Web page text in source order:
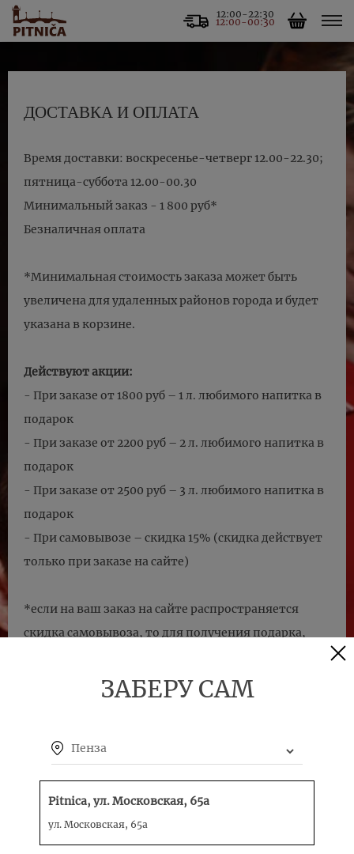
ЗАБЕРУ САМ
Пенза
Pitnica, ул. Московская, 65а
ул. Московская, 65а
12:00-22:30
12:00-00:30
ДОСТАВКА И ОПЛАТА
Время доставки: воскресенье-четверг 12.00-22.30;
пятница-суббота 12.00-00.30
Минимальный заказ - 1 800 руб*
Безналичная оплата
*Минимальная стоимость заказа может быть
увеличена для удаленных районов города и будет
указана в корзине.
Действуют акции:
- При заказе от 1800 руб – 1 л. любимого напитка в
подарок
- При заказе от 2200 руб – 2 л. любимого напитка в
подарок
- При заказе от 2500 руб – 3 л. любимого напитка в
подарок
- При самовывозе – скидка 15% (скидка действует
только при заказе на сайте)
*если на ваш заказ на сайте распространяется
скидка самовывоза, то для получения подарка,
учетом скидки.
- Ахуны
- Барковка
- Засурье
- Лесной